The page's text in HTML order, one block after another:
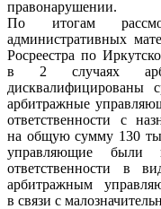
правонарушении.
По итогам
административных
Росреестра по
в 2 случаях
арбитражные
ответственности с
на общую сумму 130
управляющие были
ответственности в
арбитражным
в связи с